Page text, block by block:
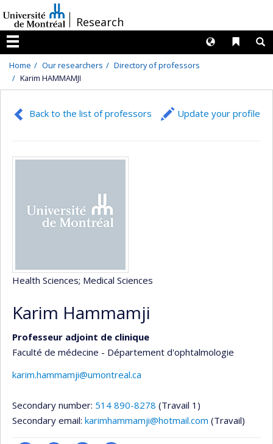
au
contenu
/Research
Menu
Liens
Langues
Home Our researchers
Directory of professors
Karim HAMMAMJI
Back to the list of professors Update your profile
Health Sciences; Medical Sciences
Karim Hammamji
Professeur adjoint de clinique
Faculté de médecine - Département d'ophtalmologie
karim.hammamji@umontreal.ca
Secondary number: 514 890-8278 (Travail 1)
Secondary email: karimhammamji@hotmail.com (Travail)